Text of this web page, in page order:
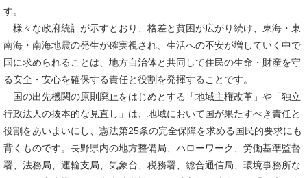
す。
様々な政府統計が示すとおり、格差と貧困が広がり続け、東海・東
南海・南海地震の発生が確実視され、生活への不安が増していく中で
国に求められることは、地方自治体と共同して住民の生命・財産を守
る安全・安心を確保する責任と役割を発揮することです。
国の出先機関の原則廃止をはじめとする「地域主権改革」や「独立
行政法人の抜本的な見直し」は、地域において国が果たすべき責任と
役割をあいまいにし、憲法第25条の完全保障を求める国民的要求にも
背くものです。長野県内の地方整備局、ハローワーク、労働基準監督
署、法務局、運輸支局、気象台、税務署、総合通信局、環境事務所な